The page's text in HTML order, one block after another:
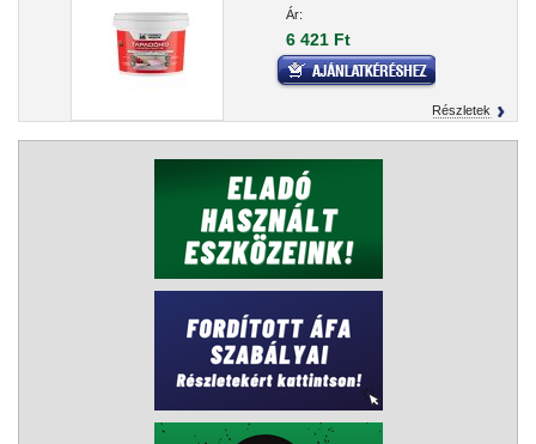
Ár:
6 421 Ft
Részletek